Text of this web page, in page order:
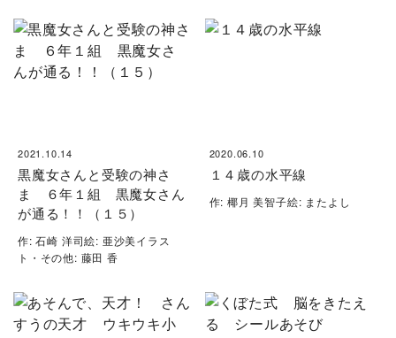
2021.10.14
黒魔女さんと受験の神さ
ま ６年１組 黒魔女さん
が通る！！（１５）
作: 石崎 洋司絵: 亜沙美イラス
ト・その他: 藤田 香
2020.06.10
１４歳の水平線
作: 椰月 美智子絵: またよし